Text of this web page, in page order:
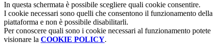
In questa schermata è possibile scegliere quali cookie consentire.
I cookie necessari sono quelli che consentono il funzionamento della
piattaforma e non è possibile disabilitarli.
Per conoscere quali sono i cookie necessari al funzionamento potete
visionare la COOKIE POLICY.